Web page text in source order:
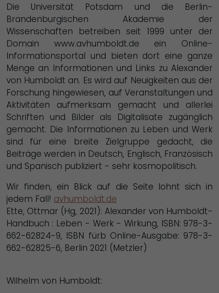
Die Universität Potsdam und die Berlin-
Brandenburgischen Akademie der
Wissenschaften betreiben seit 1999 unter der
Domain www.avhumboldt.de ein Online-
Informationsportal und bieten dort eine ganze
Menge an Informationen und Links zu Alexander
von Humboldt an. Es wird auf Neuigkeiten aus der
Forschung hingewiesen, auf Veranstaltungen und
Aktivitäten aufmerksam gemacht und allerlei
Schriften und Bilder als Digitalisate zugänglich
gemacht. Die Informationen zu Leben und Werk
sind für eine breite Zielgruppe gedacht, die
Beiträge werden in Deutsch, Englisch, Französisch
und Spanisch publiziert - sehr kosmopolitisch.
Wir finden, ein Blick auf die Seite lohnt sich in
jedem Fall! avhumboldt.de
Ette, Ottmar (Hg, 2021): Alexander von Humboldt-
Handbuch : Leben - Werk - Wirkung, ISBN: 978-3-
662-62824-9, ISBN fürb Online-Ausgabe: 978-3-
662-62825-6, Berlin 2021 (Metzler)
Wilhelm von Humboldt: